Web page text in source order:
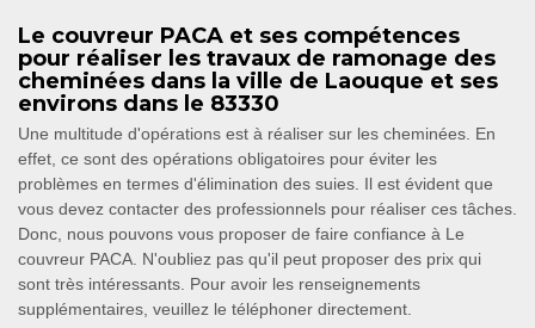
Le couvreur PACA et ses compétences
pour réaliser les travaux de ramonage des
cheminées dans la ville de Laouque et ses
environs dans le 83330
Une multitude d'opérations est à réaliser sur les cheminées. En
effet, ce sont des opérations obligatoires pour éviter les
problèmes en termes d'élimination des suies. Il est évident que
vous devez contacter des professionnels pour réaliser ces tâches.
Donc, nous pouvons vous proposer de faire confiance à Le
couvreur PACA. N'oubliez pas qu'il peut proposer des prix qui
sont très intéressants. Pour avoir les renseignements
supplémentaires, veuillez le téléphoner directement.